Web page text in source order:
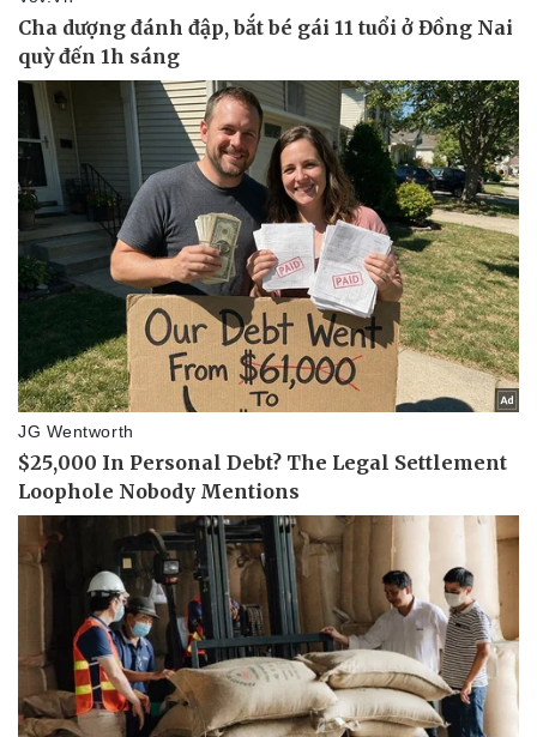
Bất động sản
Khởi nghiệp
Giá vàng
Tiêu dùng
Chứng khoán
Giá cà phê